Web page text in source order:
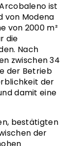
ist
von Modena
von 2000 m²
die
Nach
zwischen 34
der Betrieb
der
damit eine
bestätigten
der